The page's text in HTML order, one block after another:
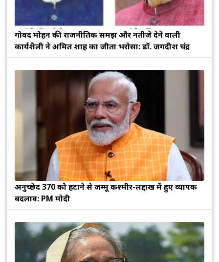
गोविंद मोहन की राजनीतिक समझ और नतीजे देने वाली
कार्यशैली ने अमित शाह का जीता भरोसा: डॉ. जगदीश चंद्र
अनुच्छेद 370 को हटाने से जम्मू कश्मीर-लद्दाख में हुए व्यापक
बदलाव: PM मोदी